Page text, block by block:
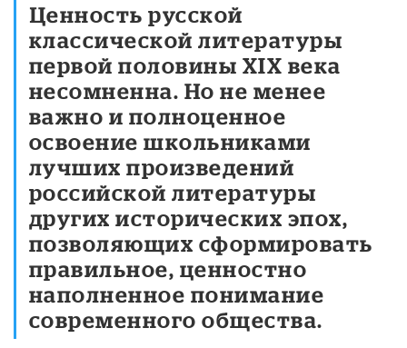
Ценность русской
классической литературы
первой половины XIX века
несомненна. Но не менее
важно и полноценное
освоение школьниками
лучших произведений
российской литературы
других исторических эпох,
позволяющих сформировать
правильное, ценностно
наполненное понимание
современного общества.